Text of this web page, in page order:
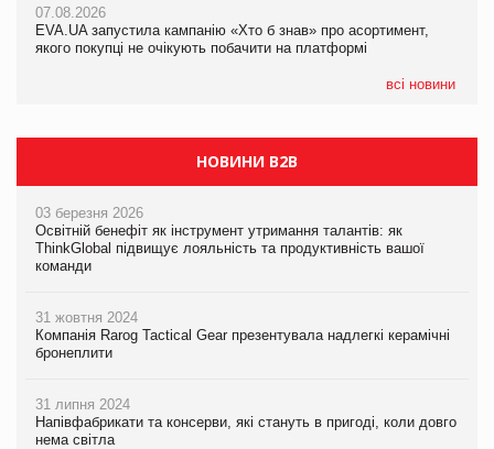
07.08.2026
EVA.UA запустила кампанію «Хто б знав» про асортимент,
якого покупці не очікують побачити на платформі
всі новини
07.08.2026
EVA.UA запустила кампанію «Хто б знав» про асортимент,
якого покупці не очікують побачити на платформі
НОВИНИ B2B
03 березня 2026
Освітній бенефіт як інструмент утримання талантів: як
ThinkGlobal підвищує лояльність та продуктивність вашої
команди
31 жовтня 2024
Компанія Rarog Tactical Gear презентувала надлегкі керамічні
бронеплити
31 липня 2024
Напівфабрикати та консерви, які стануть в пригоді, коли довго
нема світла